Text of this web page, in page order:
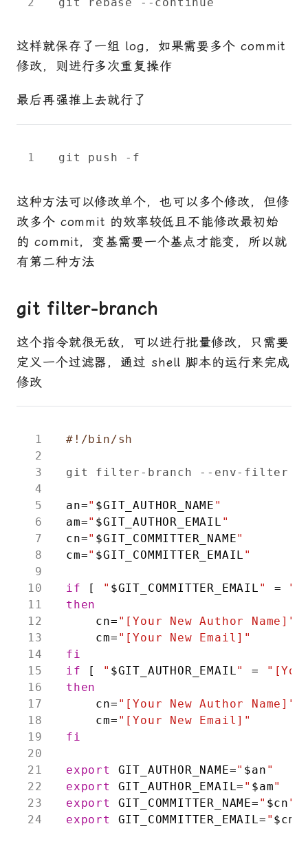
这样就保存了一组 log，如果需要多个 commit
修改，则进行多次重复操作
最后再强推上去就行了
这种方法可以修改单个，也可以多个修改，但修
改多个 commit 的效率较低且不能修改最初始
的 commit，变基需要一个基点才能变，所以就
有第二种方法
git filter-branch
这个指令就很无敌，可以进行批量修改，只需要
定义一个过滤器，通过 shell 脚本的运行来完成
修改
git filter-branch --env-filter
an=" $GIT_AUTHOR_NAME "
am=" $GIT_AUTHOR_EMAIL "
cn=" $GIT_COMMITTER_NAME"
cm=" $GIT_COMMITTER_EMAIL "
if [ " $GIT_COMMITTER_EMAIL " =
then
cn= "[Your New Author Name]"
cm= "[Your New Email]"
fi
if
[ " $GIT_AUTHOR_EMAIL" =
then
cn= "[Your New Author Name]"
cm= "[Your New Email]"
fi
export GIT_AUTHOR_NAME=" $an "
export
GIT_AUTHOR_EMAIL= " $am"
export
GIT_COMMITTER_NAME= " $cn "
export
GIT_COMMITTER_EMAIL= " $cm